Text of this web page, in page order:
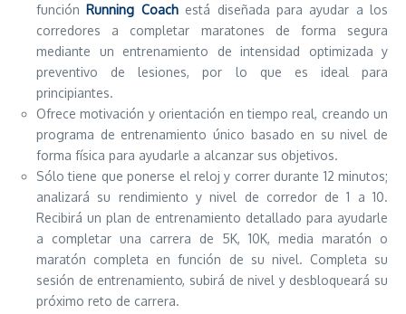
función Running Coachestá diseñada para ayudar a los
corredores a completar maratones de forma segura
mediante un entrenamiento de intensidad optimizada y
preventivo de lesiones, por lo que es ideal para
principiantes.
Ofrece motivación y orientación en tiempo real, creando un
programa de entrenamiento único basado en su nivel de
forma física para ayudarle a alcanzar sus objetivos.
Sólo tiene que ponerse el reloj y correr durante 12 minutos;
analizará su rendimiento y nivel de corredor de 1 a 10.
Recibirá un plan de entrenamiento detallado para ayudarle
a completar una carrera de 5K, 10K, media maratón o
maratón completa en función de su nivel. Completa su
sesión de entrenamiento, subirá de nivel y desbloqueará su
próximo reto de carrera.